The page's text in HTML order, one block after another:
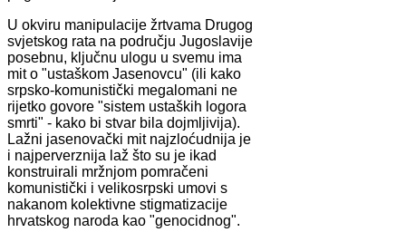
U okviru manipulacije žrtvama Drugog
svjetskog rata na području Jugoslavije
posebnu, ključnu ulogu u svemu ima
mit o "ustaškom Jasenovcu" (ili kako
srpsko-komunistički megalomani ne
rijetko govore "sistem ustaških logora
smrti" - kako bi stvar bila dojmljivija).
Lažni jasenovački mit najzloćudnija je
i najperverznija laž što su je ikad
konstruirali mržnjom pomračeni
komunistički i velikosrpski umovi s
nakanom kolektivne stigmatizacije
hrvatskog naroda kao "genocidnog".